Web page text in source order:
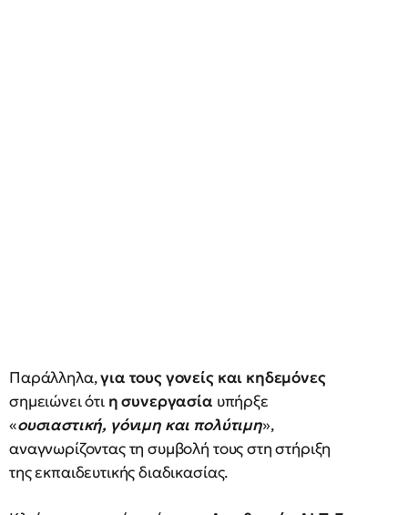
Παράλληλα,για τους γονείς και κηδεμόνες
σημειώνει ότιη συνεργασία υπήρξε
«ουσιαστική, γόνιμη και πολύτιμη»,
αναγνωρίζοντας τη συμβολή τους στη στήριξη
της εκπαιδευτικής διαδικασίας.